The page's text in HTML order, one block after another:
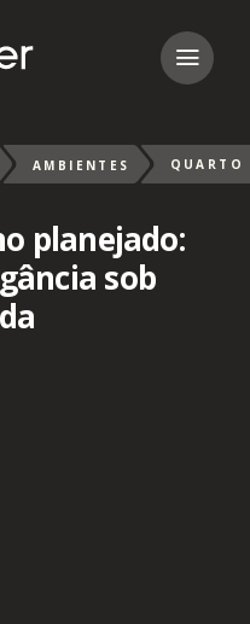
AMBIENTES
planejado:
sob